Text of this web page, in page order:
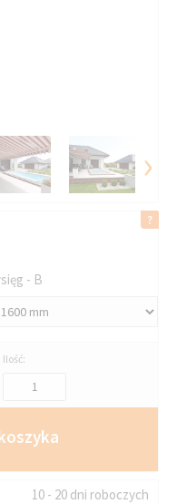
›
- B
Ilość:
10 - 20 dni roboczych